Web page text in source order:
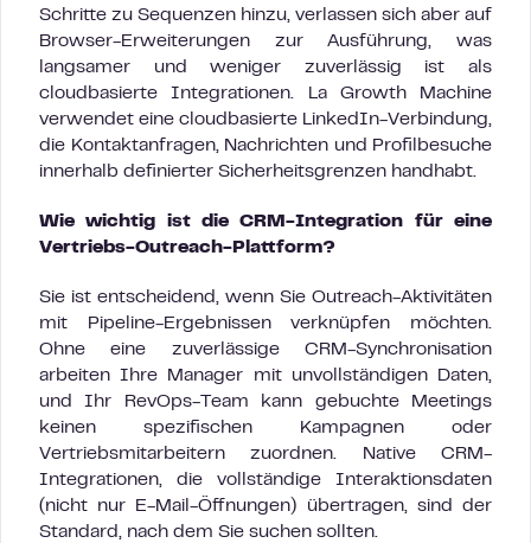
Schritte zu Sequenzen hinzu, verlassen sich aber auf
Browser-Erweiterungen zur Ausführung, was
langsamer und weniger zuverlässig ist als
cloudbasierte Integrationen. La Growth Machine
verwendet eine cloudbasierte LinkedIn-Verbindung,
die Kontaktanfragen, Nachrichten und Profilbesuche
innerhalb definierter Sicherheitsgrenzen handhabt.
Wie wichtig ist die CRM-Integration für eine
Vertriebs-Outreach-Plattform?
Sie ist entscheidend, wenn Sie Outreach-Aktivitäten
mit Pipeline-Ergebnissen verknüpfen möchten.
Ohne eine zuverlässige CRM-Synchronisation
arbeiten Ihre Manager mit unvollständigen Daten,
und Ihr RevOps-Team kann gebuchte Meetings
keinen spezifischen Kampagnen oder
Vertriebsmitarbeitern zuordnen. Native CRM-
Integrationen, die vollständige Interaktionsdaten
(nicht nur E-Mail-Öffnungen) übertragen, sind der
Standard, nach dem Sie suchen sollten.